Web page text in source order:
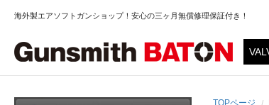
海外製エアソフトガンショップ！安心の三ヶ月無償修理保証付き！
TOPページ